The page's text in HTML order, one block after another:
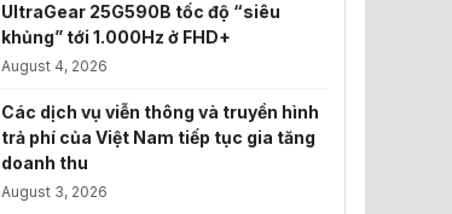
UltraGear 25G590B tốc độ “siêu
khủng” tới 1.000Hz ở FHD+
August 4, 2026
Các dịch vụ viễn thông và truyền hình
trả phí của Việt Nam tiếp tục gia tăng
doanh thu
August 3, 2026